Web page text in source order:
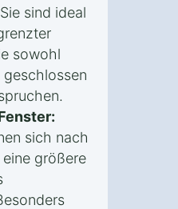
sind ideal
sowohl
sich nach
größere